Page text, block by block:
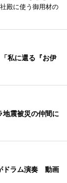
殿に使う御用材の
私に還る『お伊
地震被災の仲間に
ドラム演奏 動画